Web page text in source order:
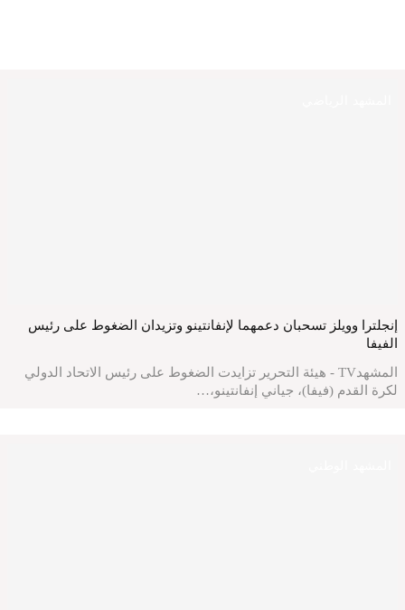
إنجلترا وويلز تسحبان دعمهما لإنفانتينو وتزيدان الضغوط على رئيس
الفيفا
المشهدTV - هيئة التحرير تزايدت الضغوط على رئيس الاتحاد الدولي
لكرة القدم (فيفا)، جياني إنفانتينو،…